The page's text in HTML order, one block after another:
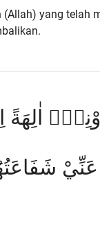
yang telah
اٰلِهَةً